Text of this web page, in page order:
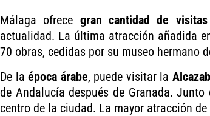
Málaga ofrece gran cantidad de
actualidad. La última atracción añadida
70 obras, cedidas por su museo hermano
De laépoca árabe, puede visitar la
de Andalucía después de Granada. Junto
centro de la ciudad. La mayor atracción